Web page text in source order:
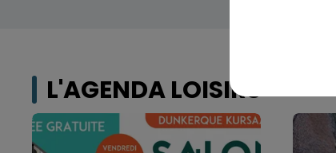
L'AGENDA LOISIRS